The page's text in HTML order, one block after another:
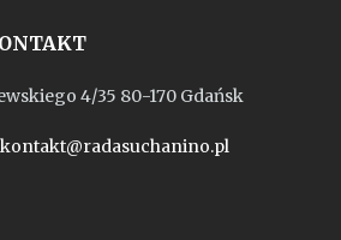
4/35 80-170 Gdańsk
kontakt@radasuchanino.pl